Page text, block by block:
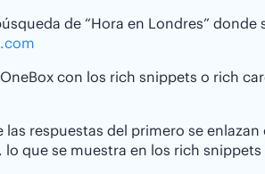
de “Hora en Londres”
con los rich snippets o rich
respuestas del primero se
que se muestra en los rich